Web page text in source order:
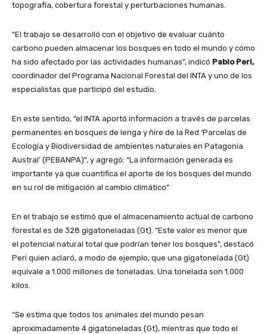
topografía, cobertura forestal y perturbaciones humanas.
“El trabajo se desarrolló con el objetivo de evaluar cuánto
carbono pueden almacenar los bosques en todo el mundo y cómo
ha sido afectado por las actividades humanas”, indicó Pablo Peri,
coordinador del Programa Nacional Forestal del INTA y uno de los
especialistas que participó del estudio.
En este sentido, “el INTA aportó información a través de parcelas
permanentes en bosques de lenga y ñire de la Red ‘Parcelas de
Ecología y Biodiversidad de ambientes naturales en Patagonia
Austral’ (PEBANPA)”, y agregó: “La información generada es
importante ya que cuantifica el aporte de los bosques del mundo
en su rol de mitigación al cambio climático”
En el trabajo se estimó que el almacenamiento actual de carbono
forestal es de 328 gigatoneladas (Gt). “Este valor es menor que
el potencial natural total que podrían tener los bosques”, destacó
Peri quien aclaró, a modo de ejemplo, que una gigatonelada (Gt)
equivale a 1.000 millones de toneladas. Una tonelada son 1.000
kilos.
“Se estima que todos los animales del mundo pesan
aproximadamente 4 gigatoneladas (Gt), mientras que todo el